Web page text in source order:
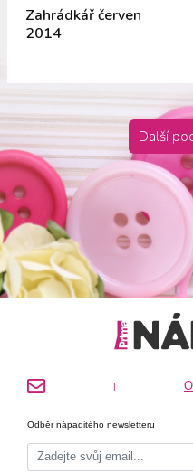
Zahrádkář červen
2014
Další
|
Odběr nápaditého newsletteru